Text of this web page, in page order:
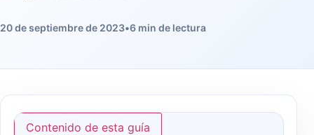
20 de septiembre de 2023•6 min de lectura
Contenido de esta guía